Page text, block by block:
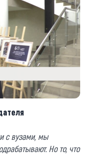
с вузами, мы
Но то, что